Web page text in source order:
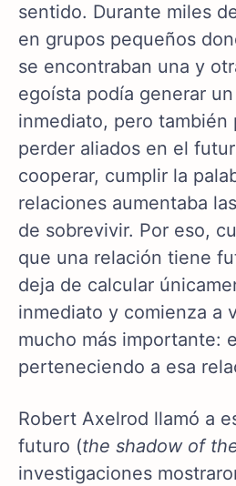
sentido. Durante miles
en grupos pequeños
se encontraban una y
egoísta podía generar
inmediato, pero también
perder aliados en el
cooperar, cumplir la
relaciones aumentaba
de sobrevivir. Por eso,
que una relación tiene
deja de calcular
inmediato y comienza a
mucho más importante:
perteneciendo a esa
Robert Axelrod llamó a
futuro (the shadow of
investigaciones